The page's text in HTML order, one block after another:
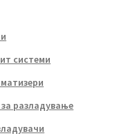
системи
разладување